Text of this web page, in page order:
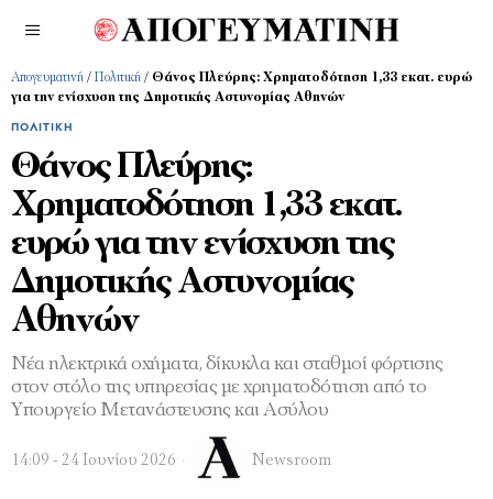
Απογευματινή / Πολιτική / Θάνος Πλεύρης: Χρηματοδότηση 1,33 εκατ. ευρώ
για την ενίσχυση της Δημοτικής Αστυνομίας Αθηνών
ΠΟΛΙΤΙΚΉ
Θάνος Πλεύρης:
Χρηματοδότηση 1,33 εκατ.
ευρώ για την ενίσχυση της
Δημοτικής Αστυνομίας
Αθηνών
Νέα ηλεκτρικά οχήματα, δίκυκλα και σταθμοί φόρτισης
στον στόλο της υπηρεσίας με χρηματοδότηση από το
Υπουργείο Μετανάστευσης και Ασύλου
14:09 - 24 Ιουνίου 2026 Newsroom